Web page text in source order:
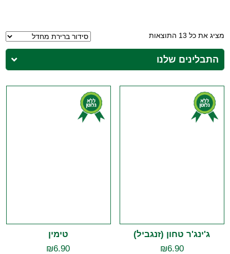
מציג את כל 13 התוצאות
התבלינים שלנו
ג'ינג'ר טחון (זנגביל)
₪6.90
טימין
₪6.90